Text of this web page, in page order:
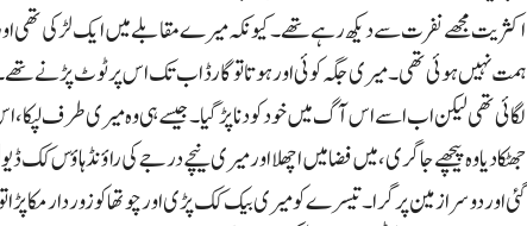
اکثریت مجھے نفرت سے دیکھ رہے تھے ۔کیونکہ میرے مقابلے میں ایک لڑکی تھی
ہمت نہیں ہوئی تھی۔ میری جگہ کوئی اور ہوتا تو گارڈ اب تک اس پر ٹوٹ پڑنے تھے۔
لگائی تھی لیکن اب اسے اس آگ میں خود کودنا پڑگیا۔جیسے ہی وہ میری طرف
جھٹکا دیا وہ پیچھے جا گری،میں فضا میں اچھلا اور میری نیچے درجے کی راؤنڈ
گئی اور دوسرا زمین پر گرا۔تیسرے کو میری بیک کک پڑی اور چوتھا کو زور دار